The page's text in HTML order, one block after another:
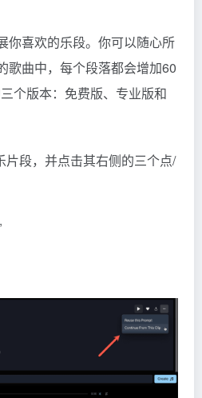
你喜欢的乐段。你可以随心所
歌曲中，每个段落都会增加60
个版本：免费版、专业版和
片段，并点击其右侧的三个点/